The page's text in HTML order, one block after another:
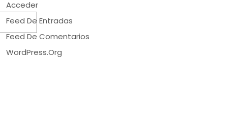
Acceder
Feed De Entradas
Feed De Comentarios
WordPress.org